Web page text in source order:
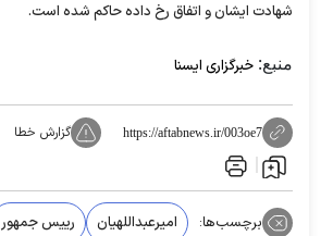
شهادت ایشان و اتفاق رخ داده حاکم شده است.
منبع: خبرگزاری ایسنا
https://aftabnews.ir/003oe7 گزارش خطا
برچسب‌ها: امیرعبداللهیان رییس جمهور